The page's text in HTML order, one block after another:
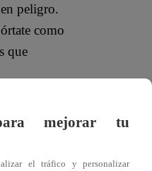
peligro.
como
que
de
mejorar tu
el tráfico y personalizar